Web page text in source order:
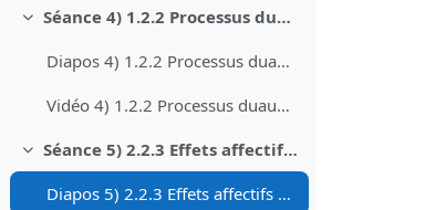
Collapse
Séance 4) 1.2.2 Processus duaux du traitement d’information
Diapos 4) 1.2.2 Processus duaux du traitement d’information
Vidéo 4) 1.2.2 Processus duaux du traitement d’information
Collapse
Séance 5) 2.2.3 Effets affectifs et divertissement
Diapos 5) 2.2.3 Effets affectifs et divertissement